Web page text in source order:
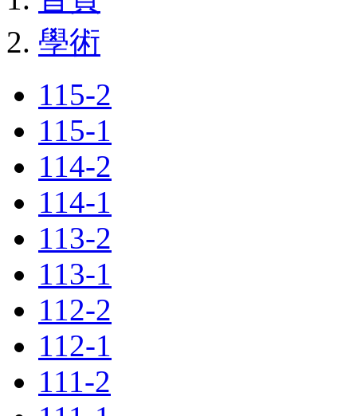
學術
115-2
115-1
114-2
114-1
113-2
113-1
112-2
112-1
111-2